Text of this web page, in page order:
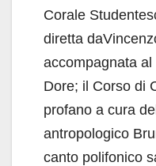
Corale
diretta
accompagnata
Dore; il Corso di
profano a cura
antropologico
canto polifonico